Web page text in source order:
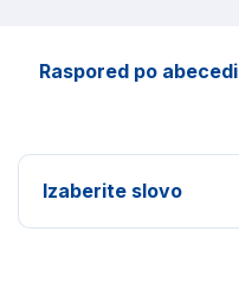
Raspored po abecedi
Izaberite slovo